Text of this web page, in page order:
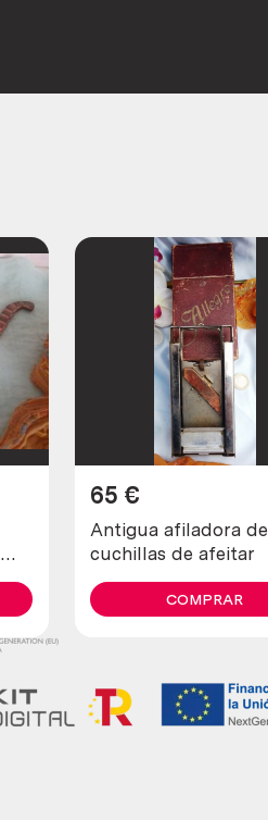
Antigua afiladora de
cuchillas de afeitar
65 €
COMPRAR